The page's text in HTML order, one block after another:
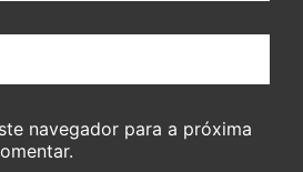
navegador para a próxima